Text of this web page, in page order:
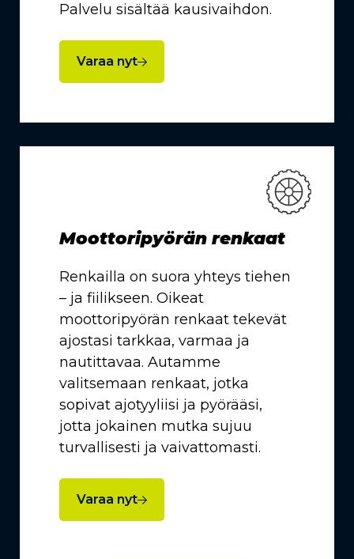
Palvelu sisältää kausivaihdon.
Varaa nyt
Moottoripyörän renkaat
Renkailla on suora yhteys tiehen
– ja fiilikseen. Oikeat
moottoripyörän renkaat tekevät
ajostasi tarkkaa, varmaa ja
nautittavaa. Autamme
valitsemaan renkaat, jotka
sopivat ajotyyliisi ja pyörääsi,
jotta jokainen mutka sujuu
turvallisesti ja vaivattomasti.
Varaa nyt